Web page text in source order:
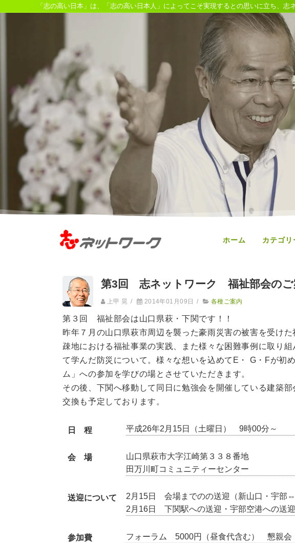
「志の高い日本」は、「志の高い日本人」によってこそ実現するとの思いに立ち、
ホーム カテゴリ
第3回 志ネットワーク 福祉部会のご
上甲 晃 / 2014年01月09日 / 各種ご案内
第３回 福祉部会は山口県萩・下関です！！
昨年７月の山口県萩市周辺を襲った豪雨災害の被害を受け
疎地における福祉事業の実践、また様々な困難事例に取り
て学んだ防災について。様々な想いを込めてE・ G・Fが初
ム」への参加を学びの場とさせていただきます。
その後、下関へ移動して同日に勉強会を開催している建築
交換も予定しております。
日 程 平成26年2月15日（土曜日） 9時00分～
会 場
山口県萩市大字江崎第３３８番地
田万川町コミュニティーセンター
送迎について
2月15日 会場までのの送迎（新山口・宇部⇔
2月16日 下関駅への送迎・宇部空港への送
参加費 フォーラム 5000円（昼食代含む） 懇親